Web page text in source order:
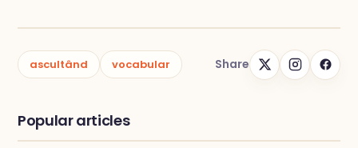
ascultând vocabular Share
Popular articles